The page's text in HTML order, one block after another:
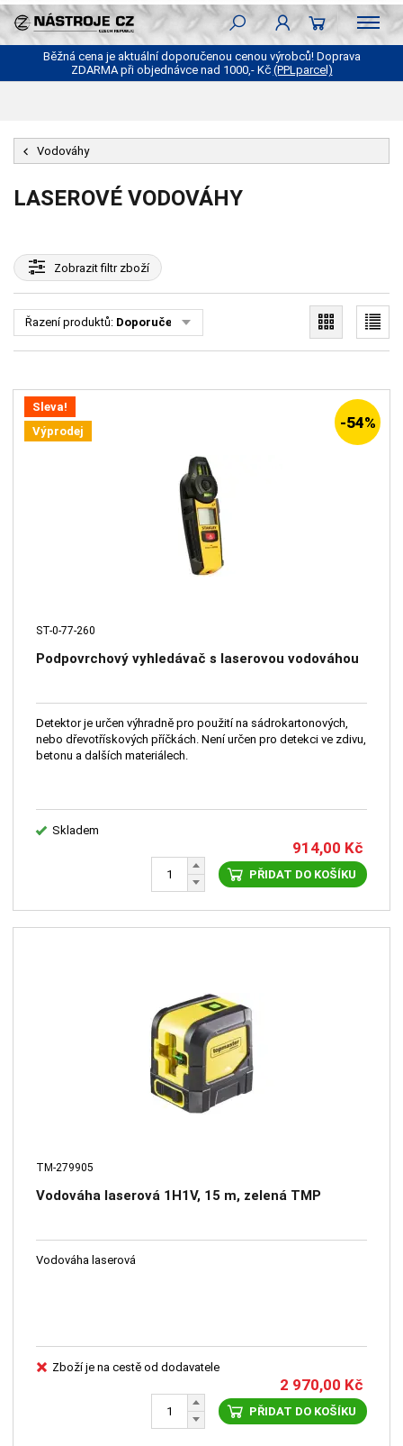
Běžná cena je aktuální doporučenou cenou výrobců! Doprava
ZDARMA při objednávce nad 1000,- Kč (PPLparcel)
Vodováhy
LASEROVÉ VODOVÁHY
Zobrazitfiltr zboží
Řazení produktů: Doporučené
Sleva!
Výprodej
-54%
ST-0-77-260
Podpovrchový vyhledávač s laserovou vodováhou
Detektor je určen výhradně pro použití na sádrokartonových,
nebo dřevotřískových příčkách. Není určen pro detekci ve zdivu,
betonu a dalších materiálech.
Skladem
914,00 Kč
PŘIDAT DO KOŠÍKU
TM-279905
Vodováha laserová 1H1V, 15 m, zelená TMP
Vodováha laserová
Zboží je na cestě od dodavatele
2 970,00 Kč
PŘIDAT DO KOŠÍKU